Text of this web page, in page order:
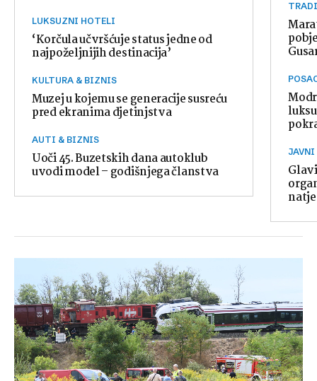
LUKSUZNI HOTELI
‘Korčula učvršćuje status jedne od
najpoželjnijih destinacija’
KULTURA & BIZNIS
Muzej u kojemu se generacije susreću
pred ekranima djetinjstva
AUTI & BIZNIS
Uoči 45. Buzetskih dana autoklub
uvodi model – godišnjega članstva